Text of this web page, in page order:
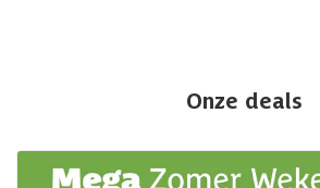
Onze deals